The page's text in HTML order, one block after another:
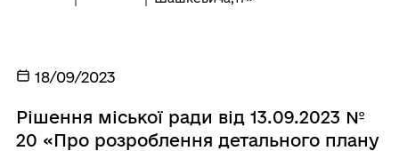
18/09/2023
Рішення міської ради від 13.09.2023 №
20 «Про розроблення детального плану